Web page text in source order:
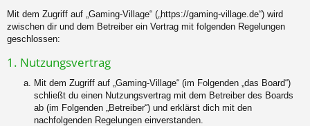
riff n n
Mit dem Zugriff auf „Gaming-Village“ („https://gaming-village.de“) wird
zwischen dir und dem Betreiber ein Vertrag mit folgenden Regelungen
geschlossen:
1. Nutzungsvertrag
Mit dem Zugriff auf „Gaming-Village“ (im Folgenden „das Board“)
schließt du einen Nutzungsvertrag mit dem Betreiber des Boards
ab (im Folgenden „Betreiber“) und erklärst dich mit den
nachfolgenden Regelungen einverstanden.